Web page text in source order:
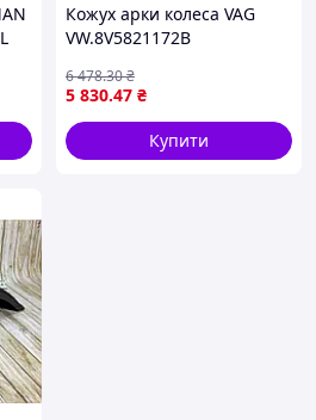
Кожух арки колеса VAG
VW.8V5821172B
5 830.47 ₴
6 478.30₴
Купити